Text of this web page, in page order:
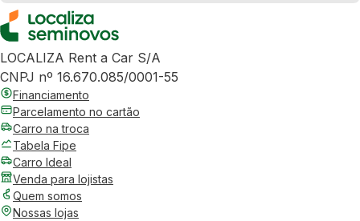
LOCALIZA Rent a Car S/A
CNPJ nº 16.670.085/0001-55
Financiamento
Parcelamento no cartão
Carro na troca
Tabela Fipe
Carro Ideal
Venda para lojistas
Quem somos
Nossas lojas